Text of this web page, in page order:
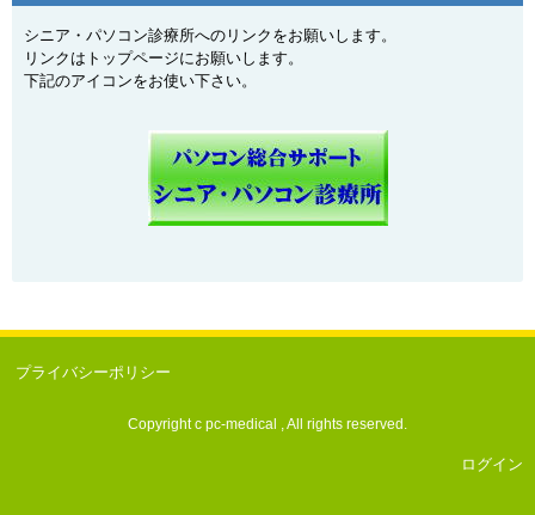
シニア・パソコン診療所へのリンクをお願いします。
リンクはトップページにお願いします。
下記のアイコンをお使い下さい。
プライバシーポリシー
Copyright c pc-medical , All rights reserved.
ログイン